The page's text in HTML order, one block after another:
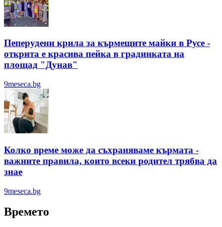
Пеперудени крила за кърмещите майки в Русе -
открита е красива пейка в градинката на
площад "Дунав"
9meseca.bg
Колко време може да съхраняваме кърмата -
важните правила, които всеки родител трябва да
знае
9meseca.bg
Времето